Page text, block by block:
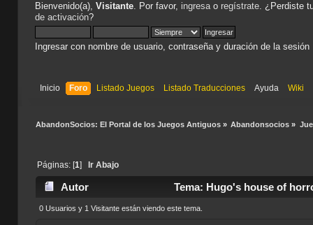
Bienvenido(a), Visitante. Por favor, ingresao regístrate. ¿Perdiste
de activación?
Ingresar con nombre de usuario, contraseña y duración de la sesión
Inicio Foro Listado Juegos Listado Traducciones Ayuda Wiki
AbandonSocios: El Portal de los Juegos Antiguos» Abandonsocios »
Páginas: [1] Ir Abajo
Autor Tema: Hugo's house of
0 Usuarios y 1 Visitante están viendo este tema.